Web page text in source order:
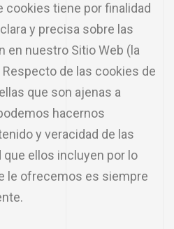
cookies tiene por finalidad
y precisa sobre las
en nuestro Sitio Web (la
Respecto de las cookies de
que son ajenas a
hacernos
y veracidad de las
ellos incluyen por lo
le ofrecemos es siempre